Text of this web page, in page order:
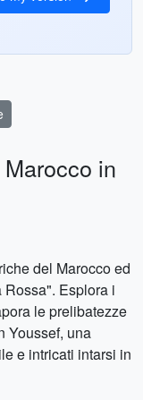
in
del Marocco ed
Esplora i
le prelibatezze
Youssef, una
e intricati intarsi in